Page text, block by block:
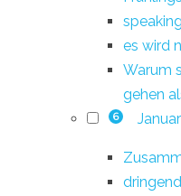
es wird
Warum
gehen
6